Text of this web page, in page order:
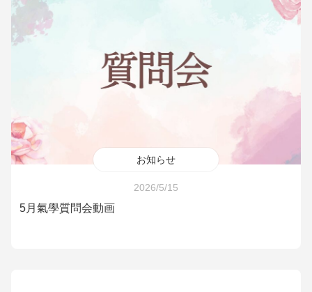
お知らせ
2026/5/15
5月氣學質問会動画